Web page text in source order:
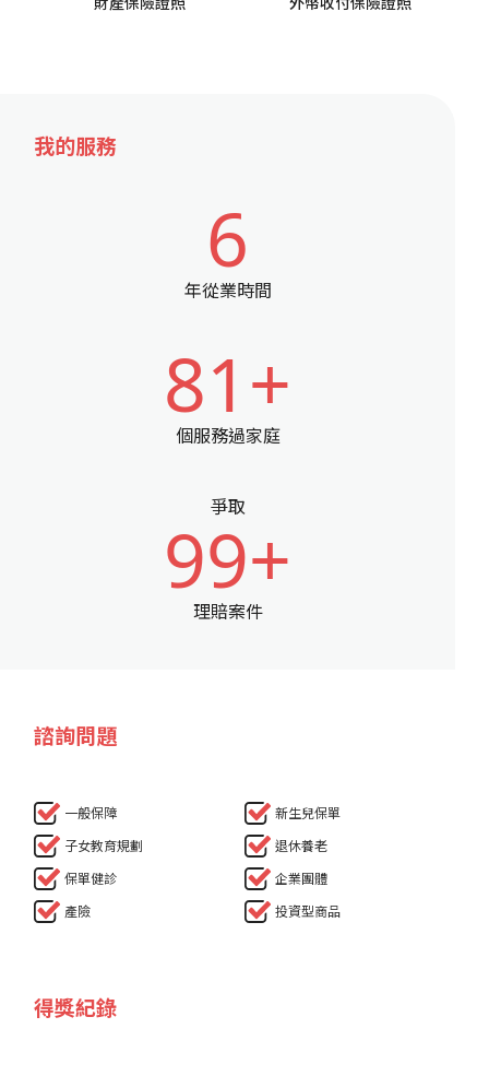
我的服務
6
年從業時間
81+
個服務過家庭
爭取
99+
理賠案件
諮詢問題
一般保障
新生兒保單
子女教育規劃
退休養老
保單健診
企業團體
產險
投資型商品
得獎紀錄